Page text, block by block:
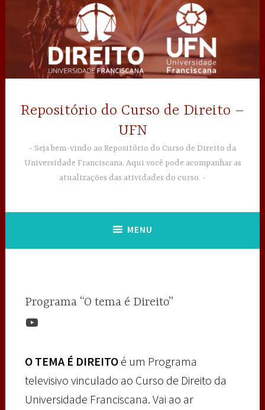
conteúdo
Repositório do Curso de Direito –
UFN
Seja bem-vindo ao Repositório do Curso de Direito da
Universidade Franciscana. Aqui você pode acompanhar as
atualizações das atividades do curso.
MENU
Programa “O tema é Direito”
Youtube
O TEMA É DIREITOé um Programa
televisivo vinculado ao Curso de Direito da
Universidade Franciscana. Vai ao ar